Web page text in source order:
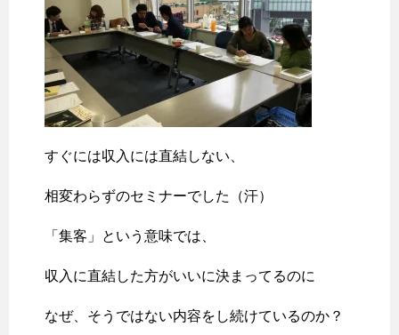
すぐには収入には直結しない、
相変わらずのセミナーでした（汗）
「集客」という意味では、
収入に直結した方がいいに決まってるのに
なぜ、そうではない内容をし続けているのか？